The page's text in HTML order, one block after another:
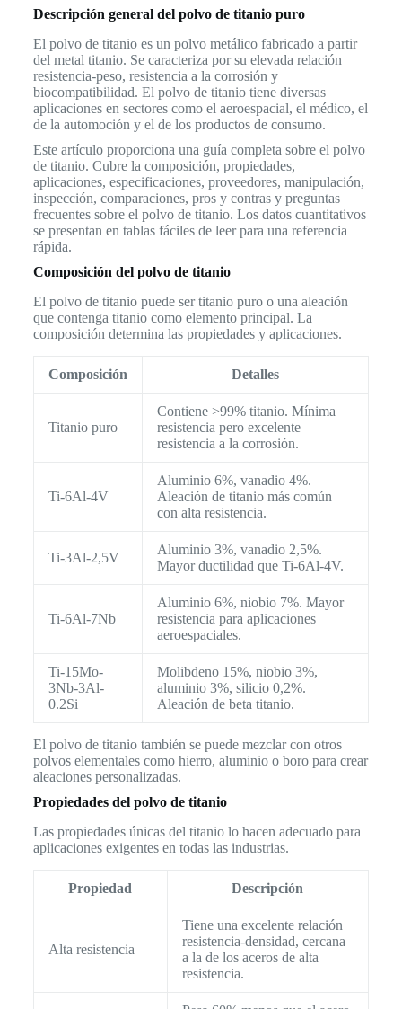
Descripción general del polvo de titanio puro
El polvo de titanio es un polvo metálico fabricado a partir
del metal titanio. Se caracteriza por su elevada relación
resistencia-peso, resistencia a la corrosión y
biocompatibilidad. El polvo de titanio tiene diversas
aplicaciones en sectores como el aeroespacial, el médico, el
de la automoción y el de los productos de consumo.
Este artículo proporciona una guía completa sobre el polvo
de titanio. Cubre la composición, propiedades,
aplicaciones, especificaciones, proveedores, manipulación,
inspección, comparaciones, pros y contras y preguntas
frecuentes sobre el polvo de titanio. Los datos cuantitativos
se presentan en tablas fáciles de leer para una referencia
rápida.
Composición del polvo de titanio
El polvo de titanio puede ser titanio puro o una aleación
que contenga titanio como elemento principal. La
composición determina las propiedades y aplicaciones.
Composición Detalles
Titanio puro
Contiene >99% titanio. Mínima
resistencia pero excelente
resistencia a la corrosión.
Ti-6Al-4V
Aluminio 6%, vanadio 4%.
Aleación de titanio más común
con alta resistencia.
Ti-3Al-2,5V
Aluminio 3%, vanadio 2,5%.
Mayor ductilidad que Ti-6Al-4V.
Ti-6Al-7Nb
Aluminio 6%, niobio 7%. Mayor
resistencia para aplicaciones
aeroespaciales.
Ti-15Mo-
3Nb-3Al-
0.2Si
Molibdeno 15%, niobio 3%,
aluminio 3%, silicio 0,2%.
Aleación de beta titanio.
El polvo de titanio también se puede mezclar con otros
polvos elementales como hierro, aluminio o boro para crear
aleaciones personalizadas.
Propiedades del polvo de titanio
Las propiedades únicas del titanio lo hacen adecuado para
aplicaciones exigentes en todas las industrias.
Propiedad Descripción
Alta resistencia
Tiene una excelente relación
resistencia-densidad, cercana
a la de los aceros de alta
resistencia.